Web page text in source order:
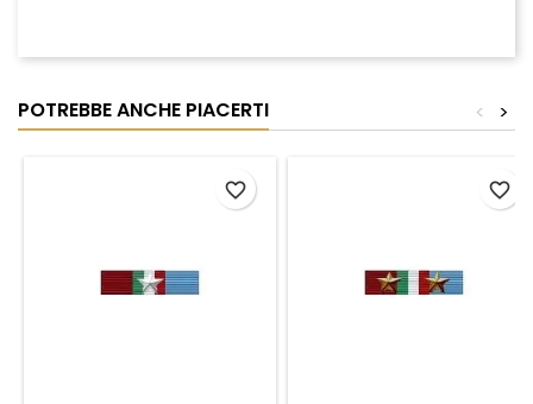
POTREBBE ANCHE PIACERTI >
<
favorite_border favorite_border